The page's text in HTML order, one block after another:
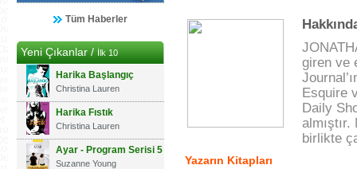
Tüm Haberler
Yeni Çıkanlar /İlk 10
Harika Başlangıç
Christina Lauren
Harika Fıstık
Christina Lauren
Ayar - Program Serisi 5
Suzanne Young
giren ve
Esquire
Daily
birlikte
Yazarın Kitapları